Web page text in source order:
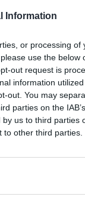
Information
or processing of
use the below
out request is
information
out. You may
parties on the
us to third parties
other third parties.
A piros-fehérek
La Ligában.
intenzitással a
hogy a
sem tudsz képzelni,